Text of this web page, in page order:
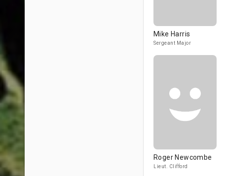
Mike Harris
Sergeant Major
Roger Newcombe
Lieut. Clifford